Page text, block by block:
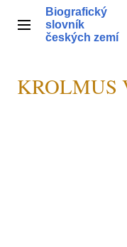
obsahHlavní menu
Biografický
slovník
českých zemí
KROLMUS